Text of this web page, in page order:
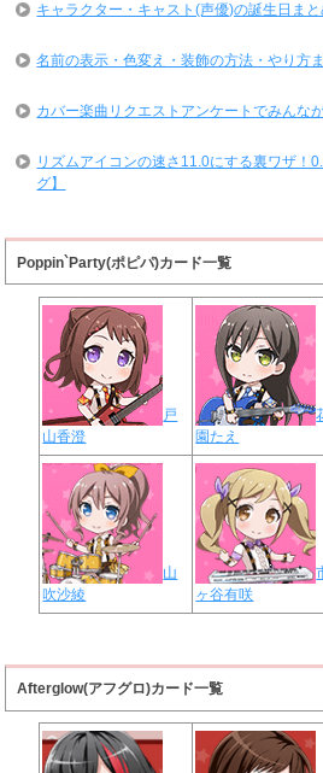
キャラクター・キャスト(声優)の誕生日まと
名前の表示・色変え・装飾の方法・やり方
カバー楽曲リクエストアンケートでみんな
リズムアイコンの速さ11.0にする裏ワザ！
グ】
Poppin`Party(ポピパ)カード一覧
戸
山香澄
園たえ
山
吹沙綾
ヶ谷有咲
Afterglow(アフグロ)カード一覧